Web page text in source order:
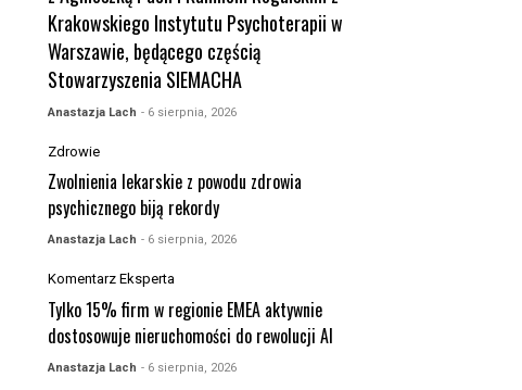
Krakowskiego Instytutu Psychoterapii w
Warszawie, będącego częścią
Stowarzyszenia SIEMACHA
Anastazja Lach - 6 sierpnia, 2026
Zdrowie
Zwolnienia lekarskie z powodu zdrowia
psychicznego biją rekordy
Anastazja Lach - 6 sierpnia, 2026
Komentarz Eksperta
Tylko 15% firm w regionie EMEA aktywnie
dostosowuje nieruchomości do rewolucji AI
Anastazja Lach - 6 sierpnia, 2026